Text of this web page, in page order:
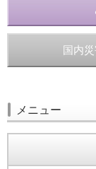
国内
メニュー